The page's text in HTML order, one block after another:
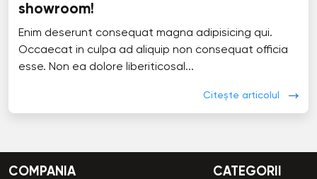
showroom!
Enim deserunt consequat magna adipisicing qui.
Occaecat in culpa ad aliquip non consequat officia
esse. Non ea dolore liberiticosal...
Citește articolul
COMPANIA CATEGORII